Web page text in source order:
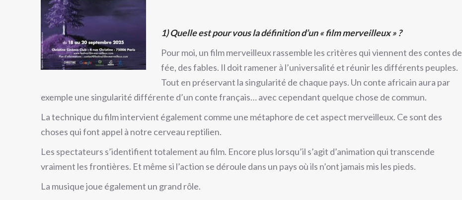
1) Quelle est pour vous la définition d’un « film merveilleux » ?
Pour moi, un film merveilleux rassemble les critères qui viennent des contes de
fée, des fables. Il doit ramener à l’universalité et réunir les différents peuples.
Tout en préservant la singularité de chaque pays. Un conte africain aura par
exemple une singularité différente d’un conte français… avec cependant quelque chose de commun.
La technique du film intervient également comme une métaphore de cet aspect merveilleux. Ce sont des
choses qui font appel à notre cerveau reptilien.
Les spectateurs s’identifient totalement au film. Encore plus lorsqu’il s’agit d’animation qui transcende
vraiment les frontières. Et même si l’action se déroule dans un pays où ils n’ont jamais mis les pieds.
La musique joue également un grand rôle.